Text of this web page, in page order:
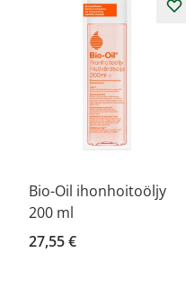
Bio-Oil ihonhoitoöljy
200 ml
27,55 €